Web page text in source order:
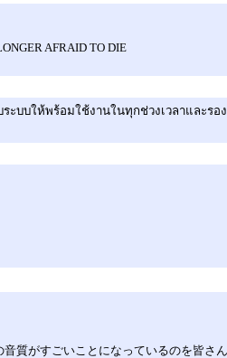
AFRAID TO DIE
บบให้พร้อมใช้งานในทุกช่วงเวลาและร
質がすごいことになっているのを皆さ